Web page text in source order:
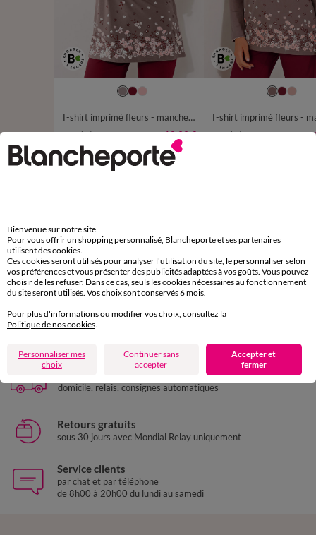
38/40 42/44
T-shirt imprimé fleurs - manches courtes
à partir de 12,99 €
-50% dès 2 art Code 899013
38/40 42/44
à partir de
Bas de pyjama
Pyjama, pyjacourt et pyjashort
Mix and Match pyjama
Paiement 100% sécurisé
domicile, relais, consignes automatiques
Retours gratuits
sous 30 jours avec Mondial Relay uniquement
Service clients
par chat et par téléphone
de 8h00 à 20h00 du lundi au samedi
Bienvenue sur notre site.
Pour vous offrir un shopping personnalisé, Blancheporte et ses partenaires
utilisent des cookies.
Ces cookies seront utilisés pour analyser l'utilisation du site, le personnaliser selon
vos préférences et vous présenter des publicités adaptées à vos goûts. Vous pouvez
choisir de les refuser. Dans ce cas, seuls les cookies nécessaires au fonctionnement
du site seront utilisés. Vos choix sont conservés 6 mois.
Pour plus d'informations ou modifier vos choix, consultez la
Politique de nos cookies
Personnaliser mes
choix
Continuer sans
accepter
Accepter et
fermer